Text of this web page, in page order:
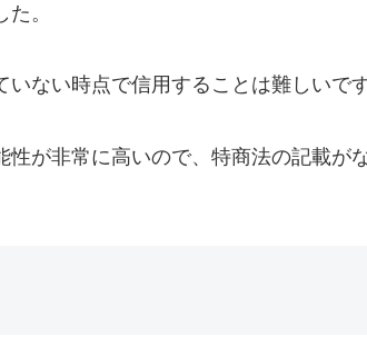
。
ない時点で信用することは難しいで
が非常に高いので、特商法の記載が